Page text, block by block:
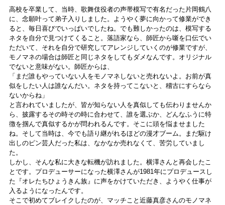
高校を卒業して、当時、歌舞伎役者の声帯模写で有名だった片岡鶴八
に、念願叶って弟子入りしました。ようやく夢に向かって修業ができ
ると、毎日喜びでいっぱいでしたね。でも難しかったのは、模写する
ネタを自分で見つけてくること。落語家なら、師匠から噺を口伝でい
ただいて、それを自分で研究してアレンジしていくのが修業ですが、
モノマネの場合は師匠と同じネタをしてもダメなんです。オリジナル
でないと意味がない。師匠からは、
「まだ誰もやっていない人をモノマネしないと売れないよ。お前が真
似をしたい人は誰なんだい。ネタを持ってこないと、稽古にすらなら
ないからね」
と言われていましたが、皆が知らない人を真似しても伝わりませんか
ら、披露するその時その時に合わせて、誰を選ぶか、どんなふうに特
徴を掴んで真似するかが問われるんです。そこに頭を悩ませました
ね。そして当時は、今でも語り継がれるほどの漫才ブーム。まだ駆け
出しのピン芸人だった私は、なかなか売れなくて、苦労していまし
た。
しかし、そんな私に大きな転機が訪れました。横澤さんと再会したこ
とです。プロデューサーになった横澤さんが1981年にプロデュースし
た『オレたちひょうきん族』に声をかけていただき、ようやく仕事が
入るようになったんです。
そこで初めてブレイクしたのが、マッチこと近藤真彦さんのモノマネ